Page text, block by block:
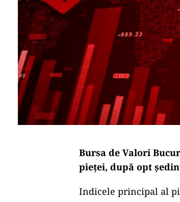
Bursa de Valori
pieței, după opt
Indicele principal al